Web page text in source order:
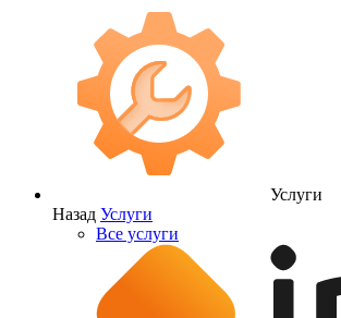
Услуги
Назад Услуги
Все услуги